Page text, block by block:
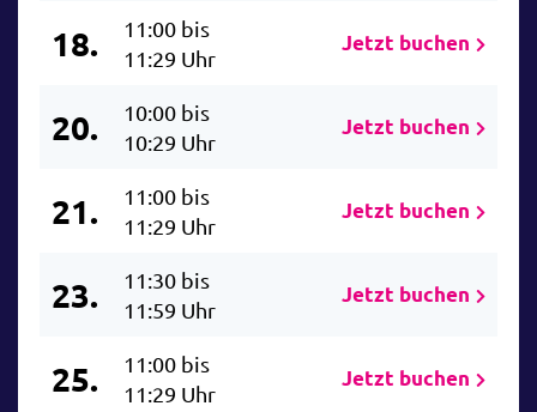
18.
11:00 bis
11:29 Uhr
Jetzt buchen
20.
10:00 bis
10:29 Uhr
Jetzt buchen
21.
11:00 bis
11:29 Uhr
Jetzt buchen
23.
11:30 bis
11:59 Uhr
Jetzt buchen
25.
11:00 bis
11:29 Uhr
Jetzt buchen